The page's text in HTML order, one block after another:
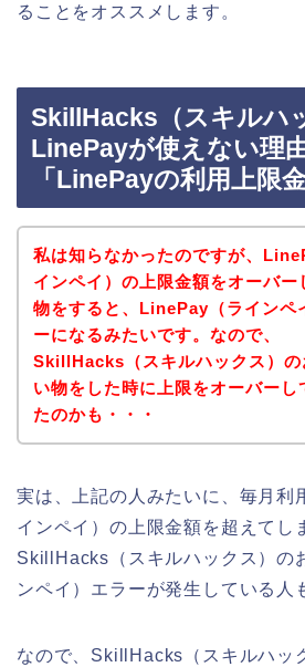
ることをオススメします。
SkillHacks（スキルハ
LinePayが使えない理
「LinePayの利用上限
私は知らなかったのですが、
インペイ）の上限金額をオーバー
物をすると、LinePay（ラインペ
ーになるみたいです。なので、
SkillHacks（スキルハックス）の
い物をした時に上限をオーバーし
たのかも・・・
実は、上記の人みたいに、毎月利
インペイ）の上限金額を超えてし
SkillHacks（スキルハックス）の
ンペイ）エラーが発生している人
なので、SkillHacks（スキルハッ